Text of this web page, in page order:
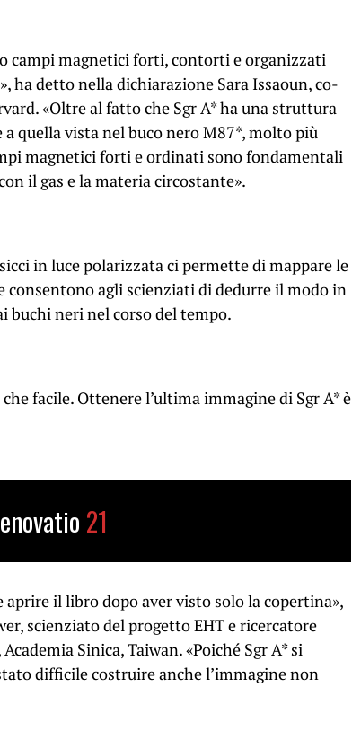
campi magnetici forti, contorti e organizzati
ha detto nella dichiarazione Sara Issaoun, co-
«Oltre al fatto che Sgr A* ha una struttura
quella vista nel buco nero M87*, molto più
magnetici forti e ordinati sono fondamentali
il gas e la materia circostante».
in luce polarizzata ci permette di mappare le
consentono agli scienziati di dedurre il modo in
buchi neri nel corso del tempo.
facile. Ottenere l’ultima immagine di Sgr A* è
21
aprire il libro dopo aver visto solo la copertina»,
scienziato del progetto EHT e ricercatore
Sinica, Taiwan. «Poiché Sgr A* si
difficile costruire anche l’immagine non